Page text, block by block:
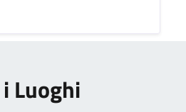
Luoghi